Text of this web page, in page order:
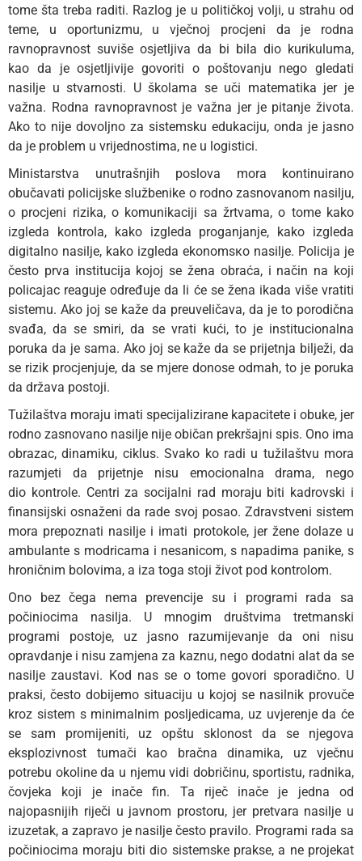
tome šta treba raditi. Razlog je u političkoj volji, u strahu od
teme, u oportunizmu, u vječnoj procjeni da je rodna
ravnopravnost suviše osjetljiva da bi bila dio kurikuluma,
kao da je osjetljivije govoriti o poštovanju nego gledati
nasilje u stvarnosti. U školama se uči matematika jer je
važna. Rodna ravnopravnost je važna jer je pitanje života.
Ako to nije dovoljno za sistemsku edukaciju, onda je jasno
da je problem u vrijednostima, ne u logistici.
Ministarstva unutrašnjih poslova mora kontinuirano
obučavati policijske službenike o rodno zasnovanom nasilju,
o procjeni rizika, o komunikaciji sa žrtvama, o tome kako
izgleda kontrola, kako izgleda proganjanje, kako izgleda
digitalno nasilje, kako izgleda ekonomsко nasilje. Policija je
često prva institucija kojoj se žena obraća, i način na koji
policajac reaguje određuje da li će se žena ikada više vratiti
sistemu. Ako joj se kaže da preuveličava, da je to porodična
svađa, da se smiri, da se vrati kući, to je institucionalna
poruka da je sama. Ako joj se kaže da se prijetnja bilježi, da
se rizik procjenjuje, da se mjere donose odmah, to je poruka
da država postoji.
Tužilaštva moraju imati specijalizirane kapacitete i obuke, jer
rodno zasnovano nasilje nije običan prekršajni spis. Ono ima
obrazac, dinamiku, ciklus. Svako ko radi u tužilaštvu mora
razumjeti da prijetnje nisu emocionalna drama, nego
dio kontrole. Centri za socijalni rad moraju biti kadrovski i
finansijski osnaženi da rade svoj posao. Zdravstveni sistem
mora prepoznati nasilje i imati protokole, jer žene dolaze u
ambulante s modricama i nesanicom, s napadima panike, s
hroničnim bolovima, a iza toga stoji život pod kontrolom.
Ono bez čega nema prevencije su i programi rada sa
počiniocima nasilja. U mnogim društvima tretmanski
programi postoje, uz jasno razumijevanje da oni nisu
opravdanje i nisu zamjena za kaznu, nego dodatni alat da se
nasilje zaustavi. Kod nas se o tome govori sporadično. U
praksi, često dobijemo situaciju u kojoj se nasilnik provuče
kroz sistem s minimalnim posljedicama, uz uvjerenje da će
se sam promijeniti, uz opštu sklonost da se njegova
eksplozivnost tumači kao bračna dinamika, uz vječnu
potrebu okoline da u njemu vidi dobričinu, sportistu, radnika,
čovjeka koji je inače fin. Ta riječ inače je jedna od
najopasnijih riječi u javnom prostoru, jer pretvara nasilje u
izuzetak, a zapravo je nasilje često pravilo. Programi rada sa
počiniocima moraju biti dio sistemske prakse, a ne projekat